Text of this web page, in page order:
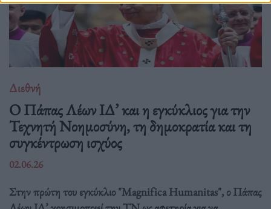
Διεθνή
Ο Πάπας Λέων ΙΔ’ και η εγκύκλιος για την
Τεχνητή Νοημοσύνη, τη δημοκρατία και τη
συγκέντρωση ισχύος
02.06.26
Στην πρώτη του εγκύκλιο "Magnifica Humanitas", ο Πάπας